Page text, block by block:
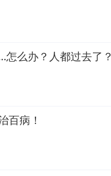
么办？人都过去了？
百病！